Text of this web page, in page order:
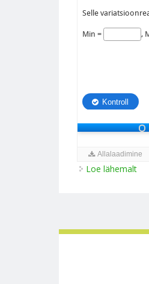
Loe lähemalt